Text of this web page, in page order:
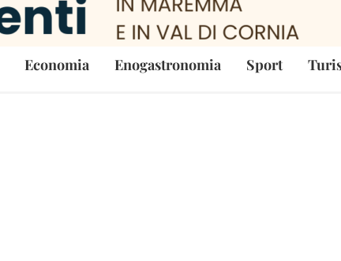
Economia Enogastronomia Sport